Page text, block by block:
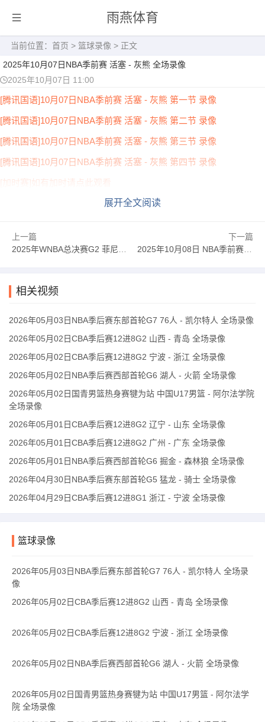
雨燕体育
当前位置： 首页 > 篮球录像 > 正文
2025年10月07日NBA季前赛 活塞 - 灰熊 全场录像
2025年10月07日 11:00
[腾讯国语]10月07日NBA季前赛 活塞 - 灰熊 第一节 录像
[腾讯国语]10月07日NBA季前赛 活塞 - 灰熊 第二节 录像
[腾讯国语]10月07日NBA季前赛 活塞 - 灰熊 第三节 录像
[腾讯国语]10月07日NBA季前赛 活塞 - 灰熊 第四节 录像
[加时赛]如有加时请点此观看
展开全文阅读
上一篇
2025年WNBA总决赛G2 菲尼克斯水星 - 拉斯维加斯王牌 全场录像
下一篇
2025年10月08日 NBA季前赛 步行者 - 森林狼 全场录像
相关视频
2026年05月03日NBA季后赛东部首轮G7 76人 - 凯尔特人 全场录像
2026年05月02日CBA季后赛12进8G2 山西 - 青岛 全场录像
2026年05月02日CBA季后赛12进8G2 宁波 - 浙江 全场录像
2026年05月02日NBA季后赛西部首轮G6 湖人 - 火箭 全场录像
2026年05月02日国青男篮热身赛犍为站 中国U17男篮 - 阿尔法学院
全场录像
2026年05月01日CBA季后赛12进8G2 辽宁 - 山东 全场录像
2026年05月01日CBA季后赛12进8G2 广州 - 广东 全场录像
2026年05月01日NBA季后赛西部首轮G6 掘金 - 森林狼 全场录像
2026年04月30日NBA季后赛东部首轮G5 猛龙 - 骑士 全场录像
2026年04月29日CBA季后赛12进8G1 浙江 - 宁波 全场录像
篮球录像
2026年05月03日NBA季后赛东部首轮G7 76人 - 凯尔特人 全场录
像
2026年05月02日CBA季后赛12进8G2 山西 - 青岛 全场录像
2026年05月02日CBA季后赛12进8G2 宁波 - 浙江 全场录像
2026年05月02日NBA季后赛西部首轮G6 湖人 - 火箭 全场录像
2026年05月02日国青男篮热身赛犍为站 中国U17男篮 - 阿尔法学
院 全场录像